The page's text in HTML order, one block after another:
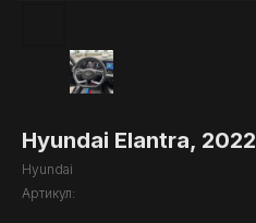
Hyundai Elantra, 2022
Hyundai
Артикул: